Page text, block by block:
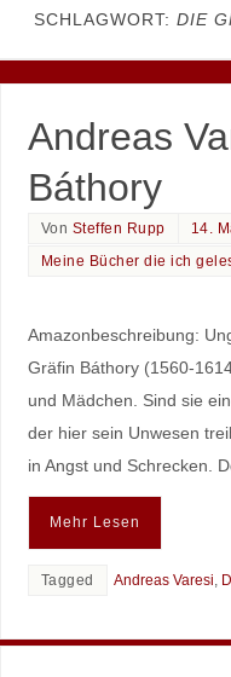
SCHLAGWORT: DIE
Andreas
Báthory
Von Steffen Rupp
14.
Meine Bücher die ich
Amazonbeschreibung:
Gräfin Báthory (1560-
und Mädchen. Sind sie
der hier sein Unwesen
in Angst und Schrecken.
Mehr Lesen
Tagged Andreas Varesi,